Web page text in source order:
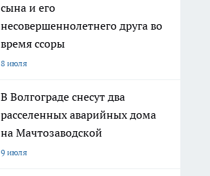
сына и его
несовершеннолетнего друга во
время ссоры
8 июля
В Волгограде снесут два
расселенных аварийных дома
на Мачтозаводской
9 июля